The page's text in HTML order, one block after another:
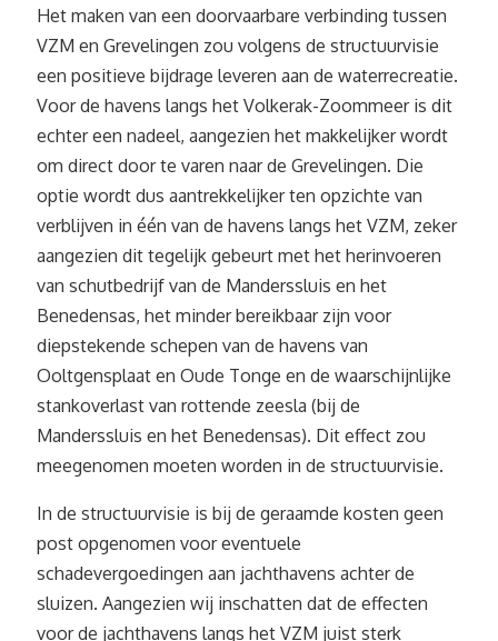
Het maken van een doorvaarbare verbinding tussen
VZM en Grevelingen zou volgens de structuurvisie
een positieve bijdrage leveren aan de waterrecreatie.
Voor de havens langs het Volkerak-Zoommeer is dit
echter een nadeel, aangezien het makkelijker wordt
om direct door te varen naar de Grevelingen. Die
optie wordt dus aantrekkelijker ten opzichte van
verblijven in één van de havens langs het VZM, zeker
aangezien dit tegelijk gebeurt met het herinvoeren
van schutbedrijf van de Manderssluis en het
Benedensas, het minder bereikbaar zijn voor
diepstekende schepen van de havens van
Ooltgensplaat en Oude Tonge en de waarschijnlijke
stankoverlast van rottende zeesla (bij de
Manderssluis en het Benedensas). Dit effect zou
meegenomen moeten worden in de structuurvisie.
In de structuurvisie is bij de geraamde kosten geen
post opgenomen voor eventuele
schadevergoedingen aan jachthavens achter de
sluizen. Aangezien wij inschatten dat de effecten
voor de jachthavens langs het VZM juist sterk